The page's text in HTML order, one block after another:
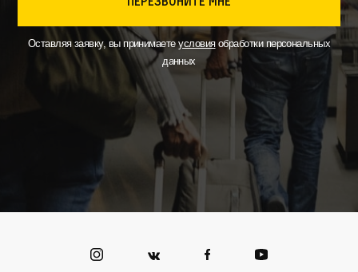
Оставляя заявку, вы принимаетеусловияобработки персональных
данных